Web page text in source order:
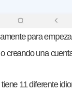
para
creando una
11 diferente